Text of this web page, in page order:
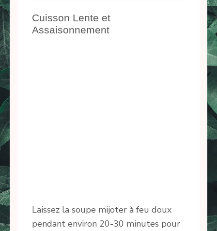
Cuisson Lente et
Assaisonnement
Laissez la soupe mijoter à feu doux
pendant environ 20-30 minutes pour